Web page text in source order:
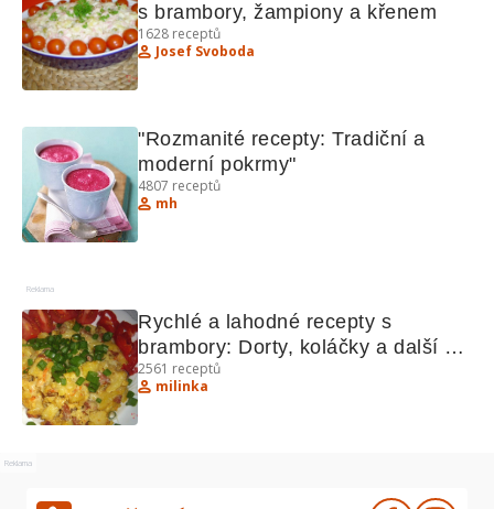
s brambory, žampiony a křenem
1628 receptů
Josef Svoboda
"Rozmanité recepty: Tradiční a
moderní pokrmy"
4807 receptů
mh
Reklama
Rychlé a lahodné recepty s
brambory: Dorty, koláčky a další
lahůdky
2561 receptů
milinka
Reklama